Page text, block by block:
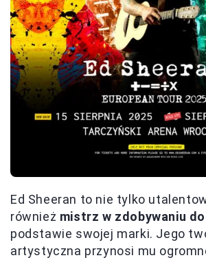
Ed Sheeran to nie tylko
również mistrz w zdobywaniu
podstawie swojej marki. Jego
artystyczna przynosi mu